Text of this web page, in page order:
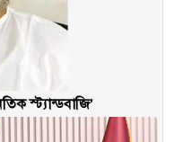
স্ট্যান্ডবাজি’